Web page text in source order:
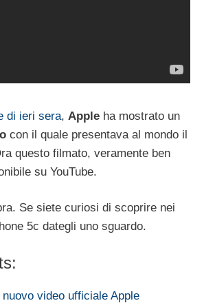
di ieri sera, Apple ha mostrato un
con il quale presentava al mondo il
questo filmato, veramente ben
su YouTube.
Se siete curiosi di scoprire nei
5c dategli uno sguardo.
video ufficiale Apple